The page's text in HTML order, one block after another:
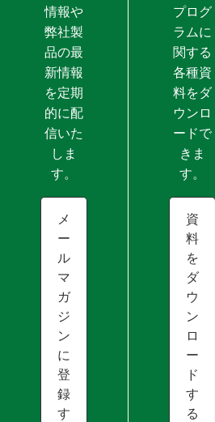
情報や
弊社製
品の最
新情報
を定期
的に配
信いた
しま
す。
メ
ー
ル
マ
ガ
ジ
ン
に
登
録
す
プログ
ラムに
関する
各種資
料をダ
ウンロ
ードで
きま
す。
資
料
を
ダ
ウ
ン
ロ
ー
ド
す
る